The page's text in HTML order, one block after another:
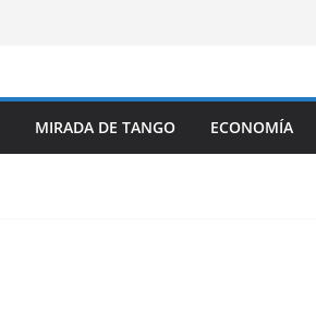
MIRADA DE TANGO ECONOMÍA